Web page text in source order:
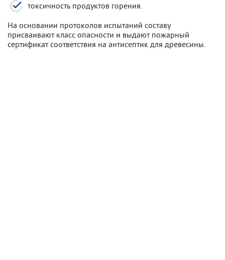
токсичность продуктов горения.
На основании протоколов испытаний составу
присваивают класс опасности и выдают пожарный
сертификат соответствия на антисептик для древесины.